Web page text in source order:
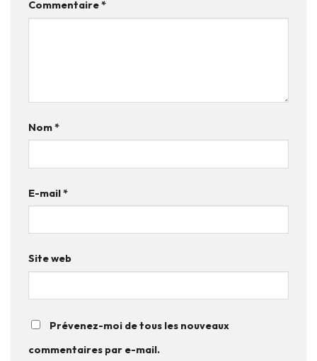
Commentaire*
Nom*
E-mail*
Site web
Prévenez-moi de tous les nouveaux
commentaires par e-mail.